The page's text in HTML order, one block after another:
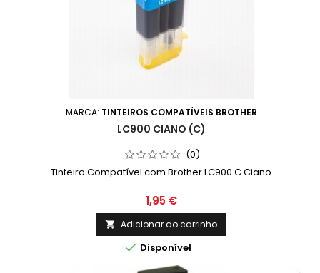
MARCA: TINTEIROS COMPATÍVEIS BROTHER
LC900 CIANO (C)
(0)
Tinteiro Compatível com Brother LC900 C Ciano
Preço
1,95 €
 Adicionar ao carrinho
 Disponível